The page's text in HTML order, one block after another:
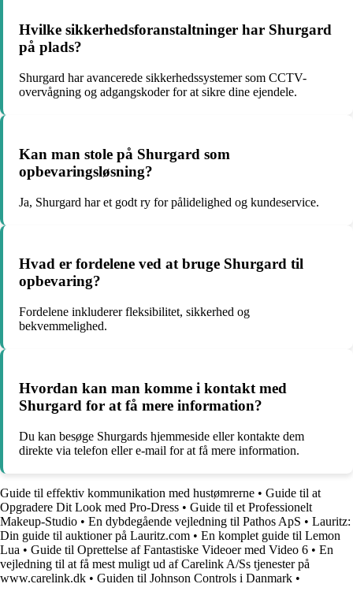
Hvilke sikkerhedsforanstaltninger har Shurgard
på plads?
Shurgard har avancerede sikkerhedssystemer som CCTV-
overvågning og adgangskoder for at sikre dine ejendele.
Kan man stole på Shurgard som
opbevaringsløsning?
Ja, Shurgard har et godt ry for pålidelighed og kundeservice.
Hvad er fordelene ved at bruge Shurgard til
opbevaring?
Fordelene inkluderer fleksibilitet, sikkerhed og
bekvemmelighed.
Hvordan kan man komme i kontakt med
Shurgard for at få mere information?
Du kan besøge Shurgards hjemmeside eller kontakte dem
direkte via telefon eller e-mail for at få mere information.
Guide til effektiv kommunikation med hustømrerne • Guide til at
Opgradere Dit Look med Pro-Dress • Guide til et Professionelt
Makeup-Studio • En dybdegående vejledning til Pathos ApS • Lauritz:
Din guide til auktioner på Lauritz.com • En komplet guide til Lemon
Lua • Guide til Oprettelse af Fantastiske Videoer med Video 6 • En
vejledning til at få mest muligt ud af Carelink A/Ss tjenester på
www.carelink.dk • Guiden til Johnson Controls i Danmark •